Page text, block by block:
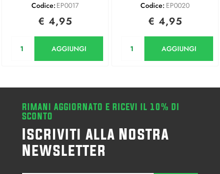
Codice: EP0017
€ 4,95
AGGIUNGI
Codice: EP0020
€ 4,95
AGGIUNGI
RIMANI AGGIORNATO E RICEVI IL 10% DI
SCONTO
Iscriviti alla Nostra
Newsletter